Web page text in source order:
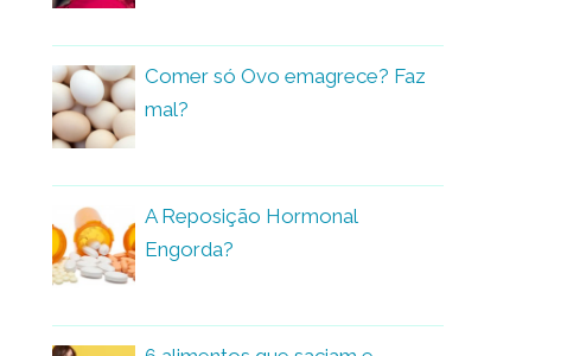
Comer só Ovo emagrece? Faz
mal?
A Reposição Hormonal
Engorda?